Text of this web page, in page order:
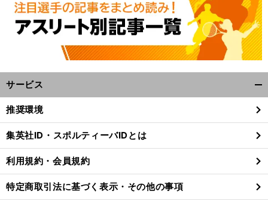
保建英とイ
ガンインの親友対決
日韓の至宝が交わる「
語の序章
は要チェック
サービス
閉
る
推奨環境
集英社ID・スポルティーバIDとは
利用規約・会員規約
特定商取引法に基づく表示・その他の事項